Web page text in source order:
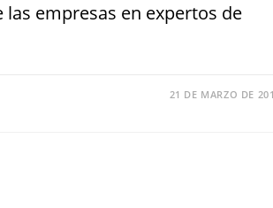
empresas en expertos de
21 DE MARZO DE